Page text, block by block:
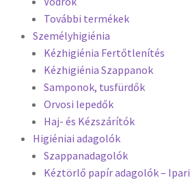
További termékek
Személyhigiénia
Kézhigiénia Fertőtlenítés
Kézhigiénia Szappanok
Samponok, tusfürdők
Orvosi lepedők
Haj- és Kézszárítók
Higiéniai adagolók
Szappanadagolók
Kéztörlő papír adagolók – Ipari